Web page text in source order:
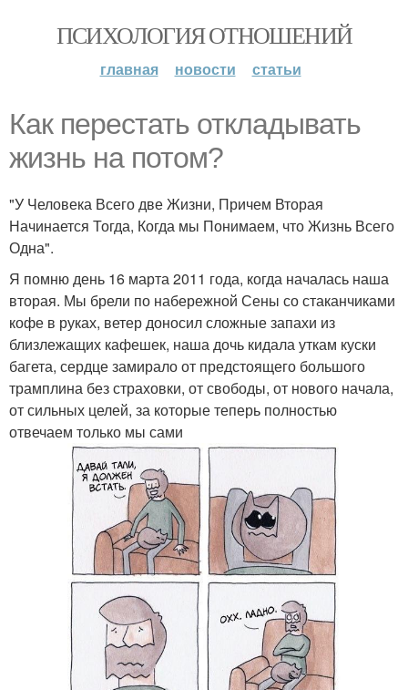
ПСИХОЛОГИЯ ОТНОШЕНИЙ
главная новости статьи
Как перестать откладывать
жизнь на потом?
"У Человека Всего две Жизни, Причем Вторая
Начинается Тогда, Когда мы Понимаем, что Жизнь Всего
Одна".
Я помню день 16 марта 2011 года, когда началась наша
вторая. Мы брели по набережной Сены со стаканчиками
кофе в руках, ветер доносил сложные запахи из
близлежащих кафешек, наша дочь кидала уткам куски
багета, сердце замирало от предстоящего большого
трамплина без страховки, от свободы, от нового начала,
от сильных целей, за которые теперь полностью
отвечаем только мы сами